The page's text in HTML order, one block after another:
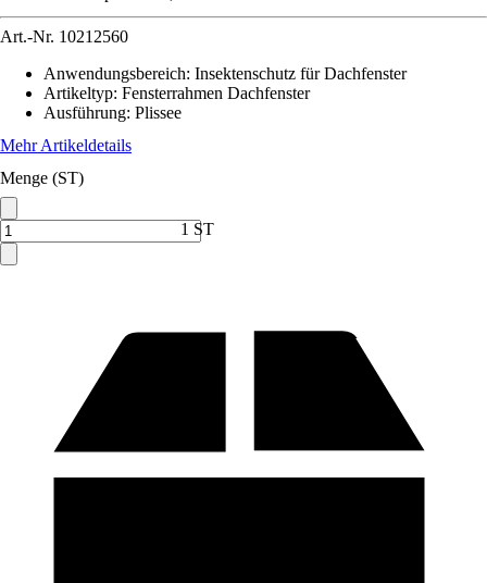
Art.-Nr. 10212560
Anwendungsbereich: Insektenschutz für Dachfenster
Artikeltyp: Fensterrahmen Dachfenster
Ausführung: Plissee
Mehr Artikeldetails
Menge (ST)
1 ST